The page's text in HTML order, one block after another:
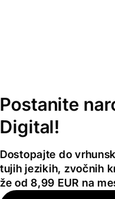
Postanite
Digital!
Dostopajte do
tujih jezikih, zvočnih
že od 8,99 EUR na